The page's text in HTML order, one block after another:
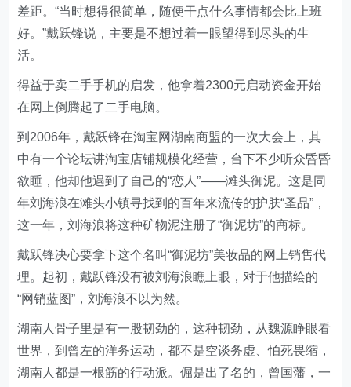
差距。“当时想得很简单，随便干点什么事情都会比上班
好。”戴跃锋说，主要是不想过着一眼望得到尽头的生
活。
得益于卖二手手机的启发，他拿着2300元启动资金开始
在网上倒腾起了二手电脑。
到2006年，戴跃锋在淘宝网湖南商盟的一次大会上，其
中有一个论坛讲淘宝店铺规模化经营，台下不少听众昏昏
欲睡，他却他遇到了自己的“恋人”——滩头御泥。这是同
年刘海浪在滩头小镇寻找到的百年来流传的护肤“圣品”，
这一年，刘海浪将这种矿物泥注册了“御泥坊”的商标。
戴跃锋决心要拿下这个名叫“御泥坊”美妆品的网上销售代
理。起初，戴跃锋没有被刘海浪瞧上眼，对于他描绘的
“网销蓝图”，刘海浪不以为然。
湖南人骨子里是有一股韧劲的，这种韧劲，从魏源睁眼看
世界，到曾左的洋务运动，都不是空谈务虚、怕死畏缩，
湖南人都是一根筋的行动派。倔是出了名的，曾国藩，一